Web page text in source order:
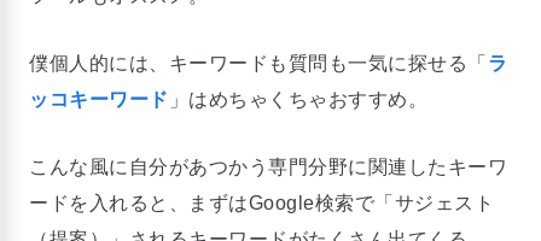
僕個人的には、キーワードも質問も一気に探せる「 ラ
ッコキーワード 」はめちゃくちゃおすすめ。
こんな風に自分があつかう専門分野に関連したキーワ
ードを入れると、まずはGoogle検索で「サジェスト